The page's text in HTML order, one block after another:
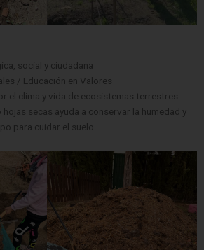
social y ciudadana
/ Educación en Valores
el clima y vida de ecosistemas terrestres
secas ayuda a conservar la humedad y
para cuidar el suelo.